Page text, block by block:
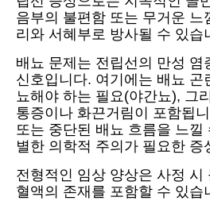
음부의 불편함 또는 무거운 느
리와 서혜부로 방사될 수 있습
배뇨 문제는 전립선의 만성 염
신호입니다. 여기에는 배뇨 곤
뇨해야 하는 필요(야간뇨), 그
통증이나 화끈거림이 포함됩
또는 중단된 배뇨 흐름을 느낄
별한 의학적 주의가 필요한 증
전형적인 임상 양상은 사정 시
혈액의 존재를 포함할 수 있습